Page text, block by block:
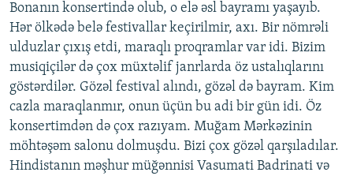
Bonanın konsertində olub, o elə əsl bayramı yaşayıb.
Hər ölkədə belə festivallar keçirilmir, axı. Bir nömrəli
ulduzlar çıxış etdi, maraqlı proqramlar var idi. Bizim
musiqiçilər də çox müxtəlif janrlarda öz ustalıqlarını
göstərdilər. Gözəl festival alındı, gözəl də bayram. Kim
cazla maraqlanmır, onun üçün bu adi bir gün idi. Öz
konsertimdən də çox razıyam. Muğam Mərkəzinin
möhtəşəm salonu dolmuşdu. Bizi çox gözəl qarşıladılar.
Hindistanın məşhur müğənnisi Vasumati Badrinati və